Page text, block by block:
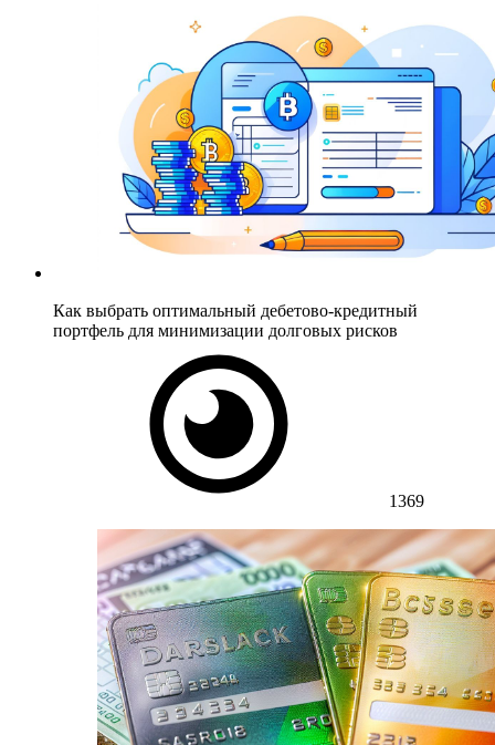
Как выбрать оптимальный дебетово-кредитный
портфель для минимизации долговых рисков
1369